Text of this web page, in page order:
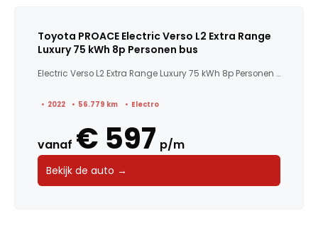
Toyota PROACE Electric Verso L2 Extra Range
Luxury 75 kWh 8p Personen bus
Electric Verso L2 Extra Range Luxury 75 kWh 8p Personen b...
2022 56.779 km Electro
vanaf € 597 p/m
Bekijk de auto →